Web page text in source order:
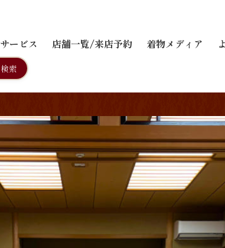
ービス 店舗一覧/来店予約 着物メディア
検索